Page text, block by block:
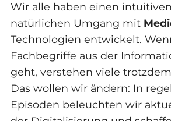
Wir alle haben einen
natürlichen Umgang mit
Technologien entwickelt.
Fachbegriffe aus der
geht, verstehen viele
Das wollen wir ändern: In
Episoden beleuchten wir